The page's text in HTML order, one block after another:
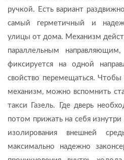
ручкой. Есть вариант
самый герметичный и
улицы от дома. Механизм
параллельным
фиксируется на одной
свойство перемещаться. Чтобы
механизм, можно вспомнить
такси Газель. Где дверь
потом прижать на себя
изолирования внешней
максимально надежно